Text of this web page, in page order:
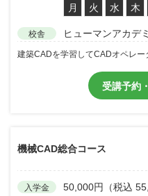
月
火 水 木
校舎 ヒューマンアカデ
建築CADを学習してCADオペレー
受講予約
機械CAD総合コース
入学金 50,000円（税込